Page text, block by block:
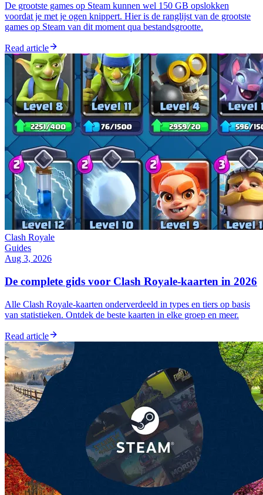
De grootste games op Steam kunnen wel 150 GB opslokken
voordat je met je ogen knippert. Hier is de ranglijst van de grootste
games op Steam van dit moment qua bestandsgrootte.
Read article
Clash Royale
Guides
Aug 3, 2026
De complete gids voor Clash Royale-kaarten in 2026
Alle Clash Royale-kaarten onderverdeeld in types en tiers op basis
van statistieken. Ontdek de beste kaarten in elke groep en meer.
Read article